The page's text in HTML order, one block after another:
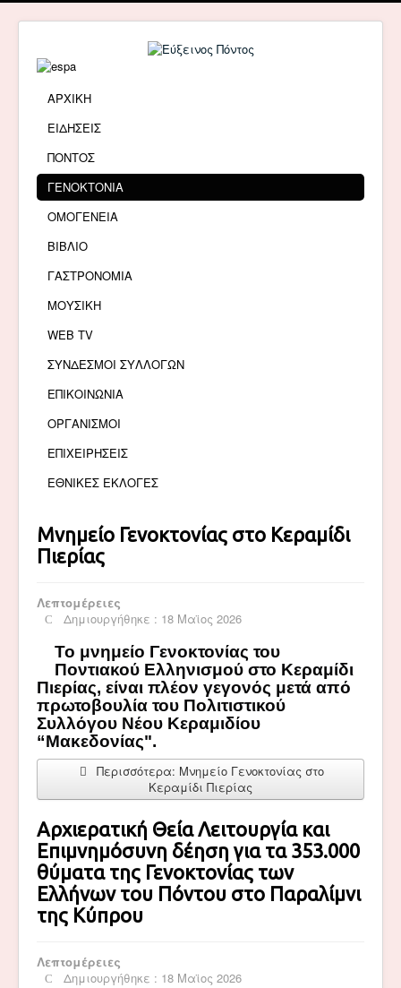
ΑΡΧΙΚΗ
ΕΙΔΗΣΕΙΣ
ΠΟΝΤΟΣ
ΓΕΝΟΚΤΟΝΙΑ
ΟΜΟΓΕΝΕΙΑ
ΒΙΒΛΙΟ
ΓΑΣΤΡΟΝΟΜΙΑ
ΜΟΥΣΙΚΗ
WEB TV
ΣΥΝΔΕΣΜΟΙ ΣΥΛΛΟΓΩΝ
ΕΠΙΚΟΙΝΩΝΙΑ
ΟΡΓΑΝΙΣΜΟΙ
ΕΠΙΧΕΙΡΗΣΕΙΣ
ΕΘΝΙΚΕΣ ΕΚΛΟΓΕΣ
Μνημείο Γενοκτονίας στο Κεραμίδι
Πιερίας
Λεπτομέρειες
Δημιουργήθηκε : 18 Μαϊος 2026
Το μνημείο Γενοκτονίας του
Ποντιακού Ελληνισμού στο Κεραμίδι
Πιερίας, είναι πλέον γεγονός μετά από
πρωτοβουλία του Πολιτιστικού
Συλλόγου Νέου Κεραμιδίου
“Μακεδονίας".
Περισσότερα: Μνημείο Γενοκτονίας στο
Κεραμίδι Πιερίας
Αρχιερατική Θεία Λειτουργία και
Επιμνημόσυνη δέηση για τα 353.000
θύματα της Γενοκτονίας των
Ελλήνων του Πόντου στο Παραλίμνι
της Κύπρου
Λεπτομέρειες
Δημιουργήθηκε : 18 Μαϊος 2026